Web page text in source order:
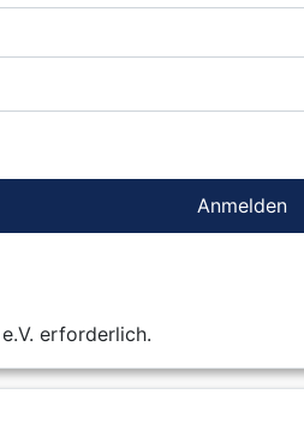
Anmelden
erforderlich.